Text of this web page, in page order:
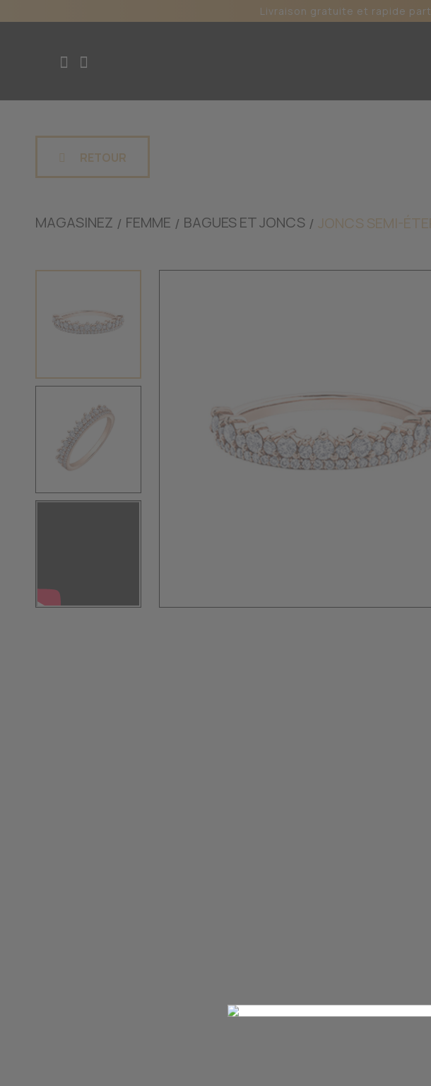
Livraison gratuite et rapide
RETOUR
MAGASINEZ FEMME BAGUES ET JONCS JONCS SEMI-